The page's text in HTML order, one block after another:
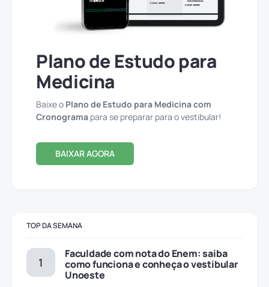
Plano de Estudo para
Medicina
Baixe o Plano de Estudo para Medicina com
Cronograma para se preparar para o vestibular!
BAIXAR AGORA
TOP DA SEMANA
Faculdade com nota do Enem: saiba
como funciona e conheça o vestibular
Unoeste